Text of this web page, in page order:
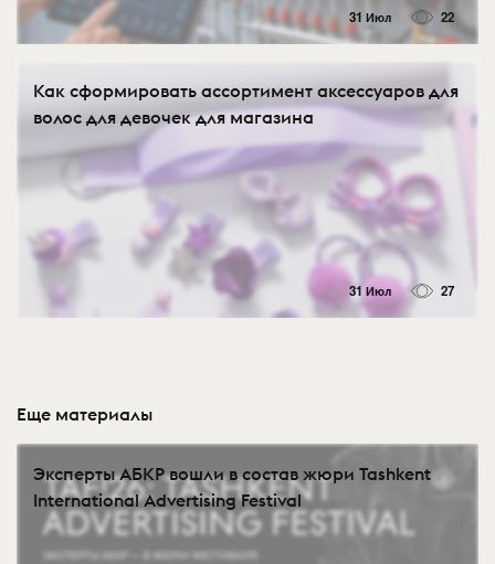
31 Июл 22
Как сформировать ассортимент аксессуаров для
волос для девочек для магазина
31 Июл 27
Еще материалы
Эксперты АБКР вошли в состав жюри Tashkent
International Advertising Festival